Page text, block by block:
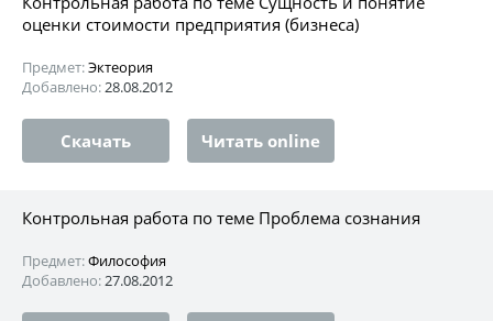
оценки стоимости предприятия (бизнеса)
Предмет:Эктеория
Добавлено:28.08.2012
Скачать Читать online
Контрольная работа по теме Проблема сознания
Предмет:Философия
Добавлено:27.08.2012